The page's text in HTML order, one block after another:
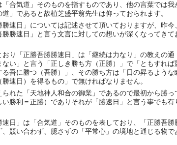
「合気道」そのものを指すものであり、他の言葉では我
」であると故植芝盛平翁先生は仰っておられます。
速日」については記述させて頂いておりますが、昨今、
勝勝速日」と言う文言に対しての想いが深くなってきて
おり「正勝吾勝勝速日」は「継続は力なり」の教えの通
ない」と言う「正しき勝ち方（正勝）」で「ともすれば
る吾に勝つ（吾勝）」、その勝ち方は「日の昇るような
速日）を得るもの」で無ければなりません。
れた「天地神人和合の御業」であるので最初から勝っ
勝利＝正勝）でありそれが「勝速日」と言う事でも有
日」は「合気道」そのものを表しており、「正勝吾勝
競い合わず、臆さずの「平常心」の境地と通じる物で